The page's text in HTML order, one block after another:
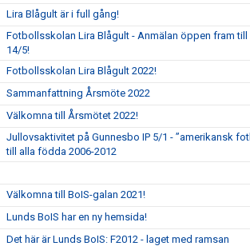
Lira Blågult är i full gång!
Fotbollsskolan Lira Blågult - Anmälan öppen fram till
14/5!
Fotbollsskolan Lira Blågult 2022!
Sammanfattning Årsmöte 2022
Välkomna till Årsmötet 2022!
Jullovsaktivitet på Gunnesbo IP 5/1 - ”amerikansk
till alla födda 2006-2012
Välkomna till BoIS-galan 2021!
Lunds BoIS har en ny hemsida!
Det här är Lunds BoIS: F2012 - laget med ramsan